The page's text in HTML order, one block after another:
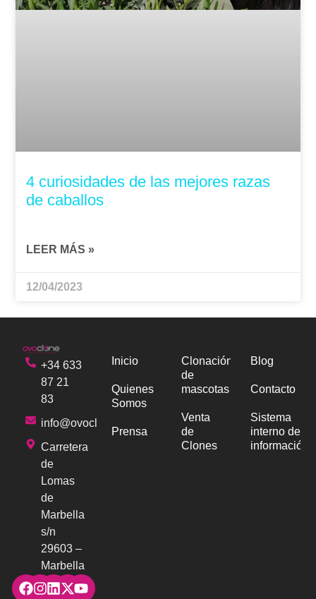
4 curiosidades de las mejores razas
de caballos
LEER MÁS »
12/04/2023
+34 633
87 21
83
info@ovoclone.com
Carretera
de
Lomas
de
Marbella
s/n
29603 –
Marbella
Inicio
Quienes
Somos
Prensa
Clonación
de
mascotas
Venta
de
Clones
Blog
Contacto
Sistema
interno de
información